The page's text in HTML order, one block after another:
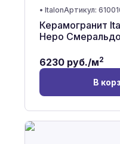
• ItalonАртикул:
Керамогранит
Неро
6230 руб./м2
В